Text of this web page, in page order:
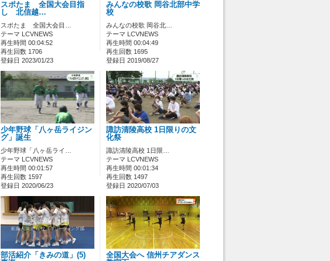
スポたま 全国大会目指
し 北信越…
スポたま 全国大会目…
テーマ LCVNEWS
再生時間 00:04:52
再生回数 1706
登録日 2023/01/23
みんなの校歌 岡谷北部中学
校
みんなの校歌 岡谷北…
テーマ LCVNEWS
再生時間 00:04:49
再生回数 1695
登録日 2019/08/27
少年野球「八ヶ岳ライジン
グ」誕生
少年野球「八ヶ岳ライ…
テーマ LCVNEWS
再生時間 00:01:57
再生回数 1597
登録日 2020/06/23
諏訪清陵高校 1日限りの文
化祭
諏訪清陵高校 1日限…
テーマ LCVNEWS
再生時間 00:01:34
再生回数 1497
登録日 2020/07/03
部活紹介「きみの道」(5)
全国大会へ 信州チアダンス